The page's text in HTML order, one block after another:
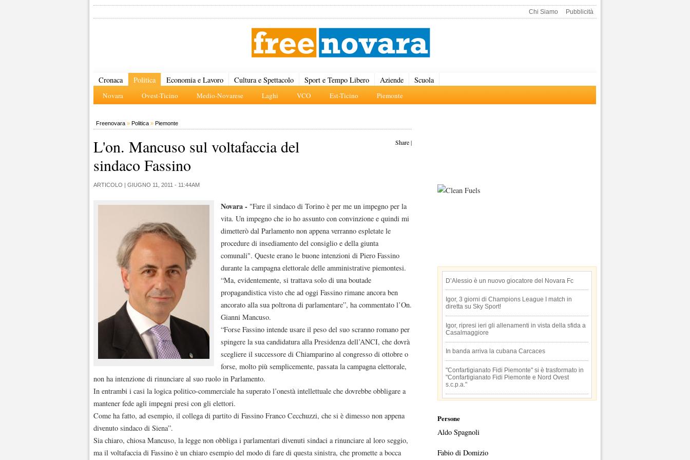
Chi Siamo Pubblicità
Cronaca Politica
Novara Ovest-Ticino Medio-Novarese Laghi VCO Est-Ticino Piemonte
Economia e Lavoro Cultura e Spettacolo Sport e Tempo Libero Aziende Scuola
Freenovara » Politica » Piemonte
Share|
L'on. Mancuso sul voltafaccia del
sindaco Fassino
ARTICOLO | GIUGNO 11, 2011 - 11:44AM
Novara - "Fare il sindaco di Torino è per me un impegno per la
vita. Un impegno che io ho assunto con convinzione e quindi mi
dimetterò dal Parlamento non appena verranno espletate le
procedure di insediamento del consiglio e della giunta
comunali". Queste erano le buone intenzioni di Piero Fassino
durante la campagna elettorale delle amministrative piemontesi.
“Ma, evidentemente, si trattava solo di una boutade
propagandistica visto che ad oggi Fassino rimane ancora ben
ancorato alla sua poltrona di parlamentare”, ha commentato l’On.
Gianni Mancuso.
“Forse Fassino intende usare il peso del suo scranno romano per
spingere la sua candidatura alla Presidenza dell’ANCI, che dovrà
scegliere il successore di Chiamparino al congresso di ottobre o
forse, molto più semplicemente, passata la campagna elettorale,
non ha intenzione di rinunciare al suo ruolo in Parlamento.
In entrambi i casi la logica politico-commerciale ha superato l’onestà intellettuale che dovrebbe obbligare a
mantener fede agli impegni presi con gli elettori.
Come ha fatto, ad esempio, il collega di partito di Fassino Franco Cecchuzzi, che si è dimesso non appena
divenuto sindaco di Siena”.
Sia chiaro, chiosa Mancuso, la legge non obbliga i parlamentari divenuti sindaci a rinunciare al loro seggio,
ma il voltafaccia di Fassino è un chiaro esempio del modo di fare di questa sinistra, che promette a bocca
D’Alessio è un nuovo giocatore del Novara Fc
Igor, 3 giorni di Champions League I match in
diretta su Sky Sport!
Igor, ripresi ieri gli allenamenti in vista della sfida a
Casalmaggiore
In banda arriva la cubana Carcaces
"Confartigianato Fidi Piemonte" si è trasformato in
"Confartigianato Fidi Piemonte e Nord Ovest
s.c.p.a."
Persone
Aldo Spagnoli
Fabio di Domizio